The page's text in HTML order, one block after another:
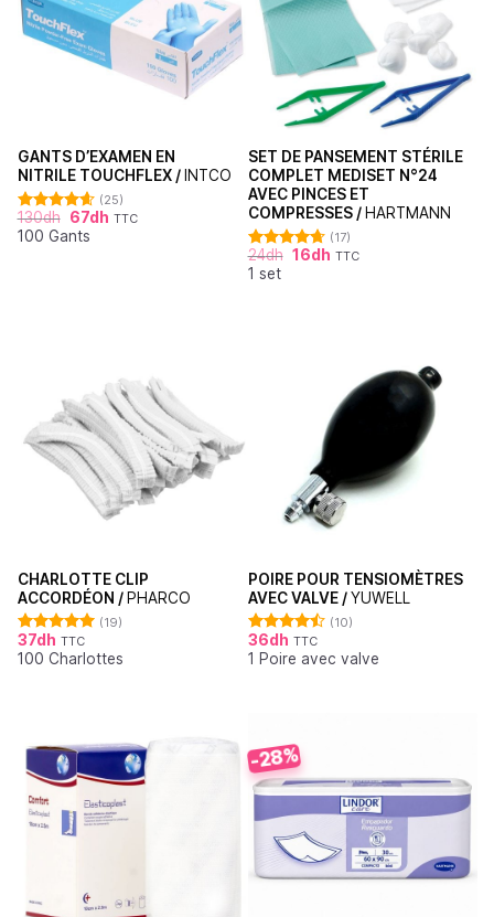
GANTS D’EXAMEN EN
NITRILE TOUCHFLEX / INTCO
Note4.60
sur 5
(25)
130dh 67dh TTC
100 Gants
SET DE PANSEMENT STÉRILE
COMPLET MEDISET N°24
AVEC PINCES ET
COMPRESSES / HARTMANN
Note
4.71
sur 5
(17)
24dh 16dh TTC
1 set
CHARLOTTE CLIP
ACCORDÉON / PHARCO
Note4.95
sur 5
(19)
37dh TTC
100 Charlottes
POIRE POUR TENSIOMÈTRES
AVEC VALVE /YUWELL
Note4.50
sur 5
(10)
36dh TTC
1 Poire avec valve
-28%